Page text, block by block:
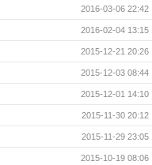
2016-03-06 22:42
2016-02-04 13:15
2015-12-21 20:26
2015-12-03 08:44
2015-12-01 14:10
2015-11-30 20:12
2015-11-29 23:05
2015-10-19 08:06